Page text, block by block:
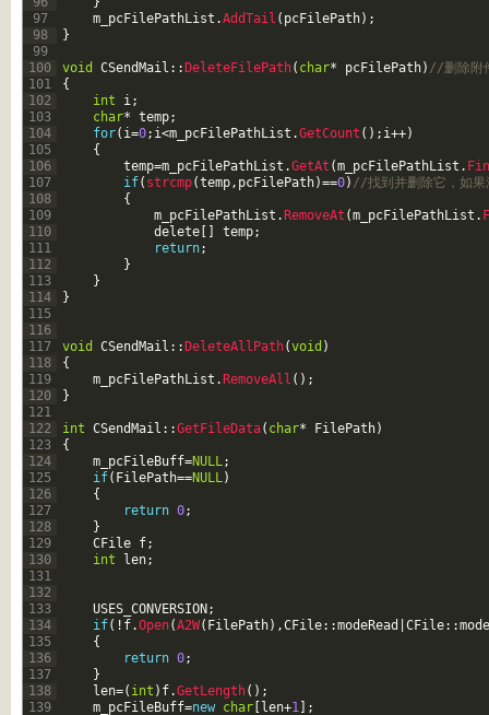
97
98
99
100
101
102
103
104
105
106
107
108
109
110
111
112
113
114
115
116
117
118
119
120
121
122
123
124
125
126
127
128
129
130
131
132
133
134
135
136
137
138
139
m_pcFilePathList .AddTail ( pcFilePath) ;
}
void CSendMail ::DeleteFilePath( char* pcFilePath) //删除
{
int
i ;
char* temp;
for( i=0; i<m_pcFilePathList .GetCount ( ) ; i++)
{
temp=m_pcFilePathList .GetAt (m_pcFilePathList .
if( strcmp(temp , pcFilePath)==0) //找到并删除它，如
{
m_pcFilePathList .RemoveAt (m_pcFilePathList .
delete [ ] temp;
return;
}
}
}
void CSendMail ::DeleteAllPath(void )
{
m_pcFilePathList .RemoveAll ( ) ;
}
int CSendMail ::GetFileData( char* FilePath)
{
m_pcFileBuff=NULL ;
if( FilePath==NULL )
{
return 0;
}
CFile f;
int
len;
USES_CONVERSION;
if( ! f.Open(A2W( FilePath) ,CFile::modeRead CFile::
{
return 0;
}
len=( int ) f.GetLength( ) ;
m_pcFileBuff=new char [len+1 ] ;